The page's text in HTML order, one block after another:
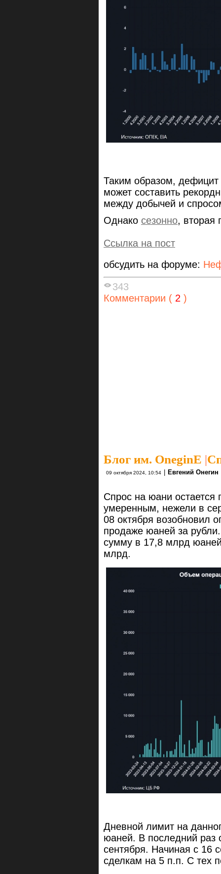
Таким образом, дефицит
может составить
между добычей и
Однако сезонно, вторая
Ссылка на пост
обсудить на форуме:
343
Комментарии ( 2 )
Блог им. OneginE |
09 октября 2024, 10:54 | Евгений Онегин
Спрос на юани
умеренным, нежели в
08 октября возобновил
продаже юаней за
сумму в 17,8 млрд
млрд.
Дневной лимит на
юаней. В последний раз
сентября. Начиная с 16
сделкам на 5 п.п. С тех